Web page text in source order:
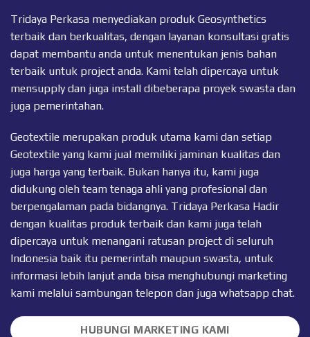
Tridaya Perkasa menyediakan produk Geosynthetics
terbaik dan berkualitas, dengan layanan konsultasi gratis
dapat membantu anda untuk menentukan jenis bahan
terbaik untuk project anda. Kami telah dipercaya untuk
mensupply dan juga install dibeberapa proyek swasta dan
juga pemerintahan.
Geotextile merupakan produk utama kami dan setiap
Geotextile yang kami jual memiliki jaminan kualitas dan
juga harga yang terbaik. Bukan hanya itu, kami juga
didukung oleh team tenaga ahli yang profesional dan
berpengalaman pada bidangnya. Tridaya Perkasa Hadir
dengan kualitas produk terbaik dan kami juga telah
dipercaya untuk menangani ratusan project di seluruh
Indonesia baik itu pemerintah maupun swasta, untuk
informasi lebih lanjut anda bisa menghubungi marketing
kami melalui sambungan telepon dan juga whatsapp chat.
HUBUNGI MARKETING KAMI